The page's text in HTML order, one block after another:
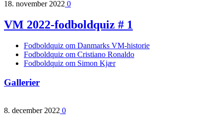
18. november 2022 0
VM 2022-fodboldquiz # 1
Fodboldquiz om Danmarks VM-historie
Fodboldquiz om Cristiano Ronaldo
Fodboldquiz om Simon Kjær
Gallerier
8. december 2022 0